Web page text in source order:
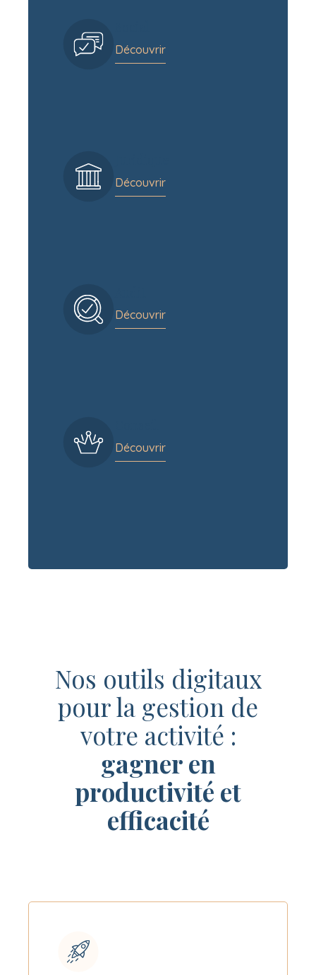
Découvrir
Découvrir
Découvrir
Découvrir
Nos outils digitaux
pour la gestion de
votre activité :
gagner en
productivité et
efficacité